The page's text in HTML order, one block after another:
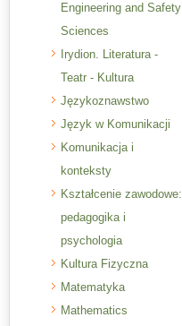
Engineering and Safety
Sciences
Irydion. Literatura -
Teatr - Kultura
Językoznawstwo
Język w Komunikacji
Komunikacja i
konteksty
Kształcenie zawodowe:
pedagogika i
psychologia
Kultura Fizyczna
Matematyka
Mathematics